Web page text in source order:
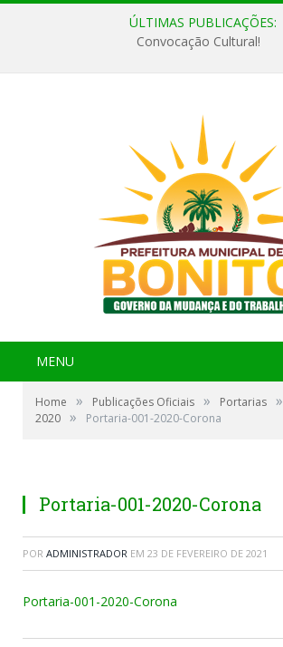
ÚLTIMAS PUBLICAÇÕES:
Convocação Cultural!
MENU
Home » Publicações Oficiais » Portarias »
2020 » Portaria-001-2020-Corona
Portaria-001-2020-Corona
POR ADMINISTRADOR EM 23 DE FEVEREIRO DE 2021
Portaria-001-2020-Corona